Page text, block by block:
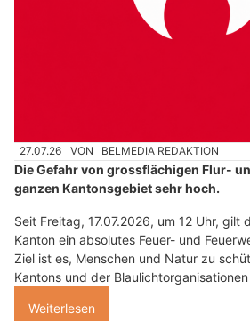
27.07.26 VON BELMEDIA REDAKTION
Die Gefahr von grossflächigen Flur-
ganzen Kantonsgebiet sehr hoch.
Seit Freitag, 17.07.2026, um 12 Uhr, gilt
Kanton ein absolutes Feuer- und
Ziel ist es, Menschen und Natur zu
Kantons und der
Weiterlesen